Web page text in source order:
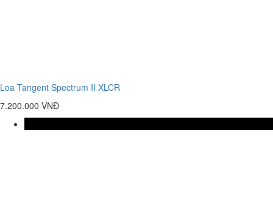
Loa Tangent Spectrum II XLCR
7.200.000 VNĐ